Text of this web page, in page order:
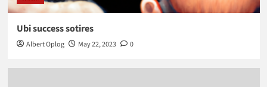
Ubi success sotires
Albert Oplog May 22, 2023 0